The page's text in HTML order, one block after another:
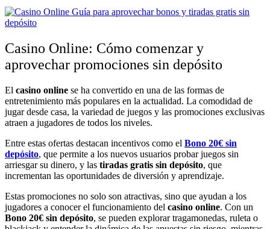
Casino Online: Cómo comenzar y
aprovechar promociones sin depósito
El casino online se ha convertido en una de las formas de
entretenimiento más populares en la actualidad. La comodidad de
jugar desde casa, la variedad de juegos y las promociones exclusivas
atraen a jugadores de todos los niveles.
Entre estas ofertas destacan incentivos como el Bono 20€ sin
depósito, que permite a los nuevos usuarios probar juegos sin
arriesgar su dinero, y las tiradas gratis sin depósito, que
incrementan las oportunidades de diversión y aprendizaje.
Estas promociones no solo son atractivas, sino que ayudan a los
jugadores a conocer el funcionamiento del casino online. Con un
Bono 20€ sin depósito, se pueden explorar tragamonedas, ruleta o